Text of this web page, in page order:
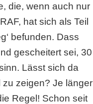
die, wenn auch nur
hat sich als Teil
befunden. Dass
gescheitert sei, 30
Lässt sich da
zu zeigen? Je länger
Regel! Schon seit